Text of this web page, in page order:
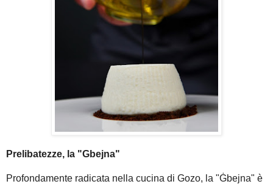
Prelibatezze, la "Gbejna"
Profondamente radicata nella cucina di Gozo, la "Ġbejna" è